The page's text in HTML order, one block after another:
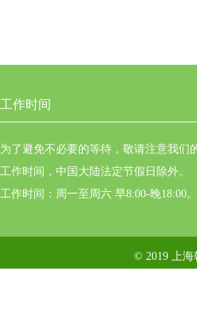
工作时间
为了避免不必要的等待，敬请注意我们
工作时间，中国大陆法定节假日除外。
工作时间：周一至周六 早8:00-晚18:00
© 2019 上海